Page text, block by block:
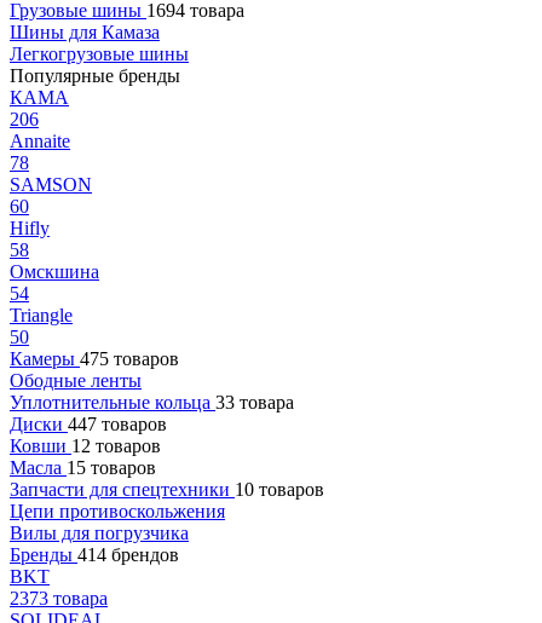
Грузовые шины 1694 товара
Шины для Камаза
Легкогрузовые шины
Популярные бренды
КАМА
206
Annaite
78
SAMSON
60
Hifly
58
Омскшина
54
Triangle
50
Камеры 475 товаров
Ободные ленты
Уплотнительные кольца 33 товара
Диски 447 товаров
Ковши 12 товаров
Масла 15 товаров
Запчасти для спецтехники 10 товаров
Цепи противоскольжения
Вилы для погрузчика
Бренды 414 брендов
BKT
2373 товара